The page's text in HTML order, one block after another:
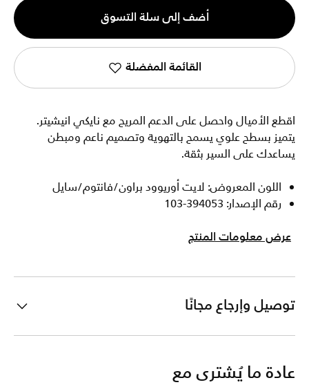
1
أضف إلى سلة التسوق
القائمة المفضلة
اقطع الأميال واحصل على الدعم المريح مع نايكي انيشيتر.
يتميز بسطح علوي يسمح بالتهوية وتصميم ناعم ومبطن
يساعدك على السير بثقة.
اللون المعروض: لايت أوريوود براون/فانتوم/سايل
رقم الإصدار: 394053-103
عرض معلومات المنتج
توصيل وإرجاع مجانًا
عادة ما يُشترى مع